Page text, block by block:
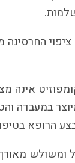
ציפוי
אינה
במעבדה
הרופא
ומשולש